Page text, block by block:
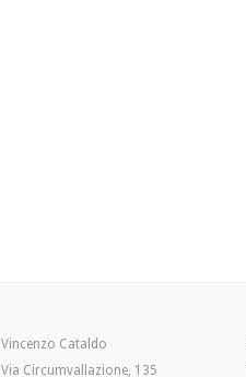
Vincenzo Cataldo
Via Circumvallazione, 135